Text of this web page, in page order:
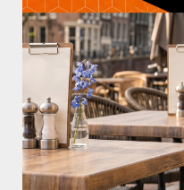
+31
Uranus 8